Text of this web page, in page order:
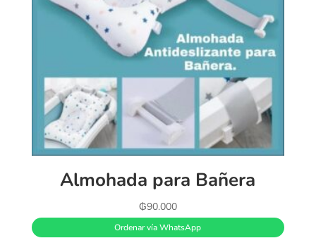
Almohada para Bañera
₲90.000
Ordenar vía WhatsApp